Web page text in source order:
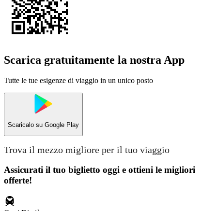
Scarica gratuitamente la nostra App
Tutte le tue esigenze di viaggio in un unico posto
Scaricalo su Google Play
Trova il mezzo migliore per il tuo viaggio
Assicurati il ​​tuo biglietto oggi e ottieni le migliori
offerte!